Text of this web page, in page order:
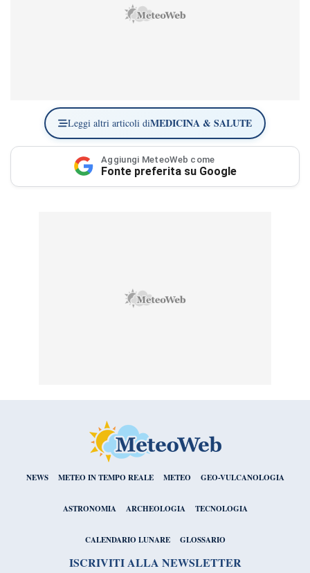
Leggi altri articoli diMEDICINA & SALUTE
Aggiungi MeteoWeb come
Fonte preferita su Google
NEWS METEO IN TEMPO REALE METEO GEO-VULCANOLOGIA
ASTRONOMIA ARCHEOLOGIA TECNOLOGIA
CALENDARIO LUNARE GLOSSARIO
ISCRIVITI ALLA NEWSLETTER